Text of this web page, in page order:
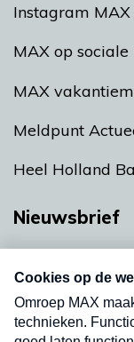
Instagram
MAX op
MAX
Meldpunt
Heel Holland
Nieuwsbrief
nieuwsbrief.
uw mailbox.